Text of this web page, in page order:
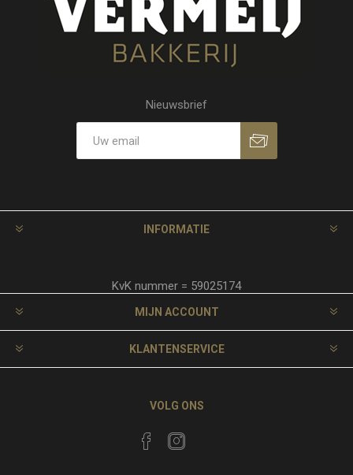
Nieuwsbrief
INFORMATIE
KvK nummer = 59025174
MIJN ACCOUNT
KLANTENSERVICE
VOLG ONS